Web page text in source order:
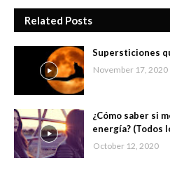
Related Posts
Supersticiones
November 17, 2020
¿Cómo saber si
energía? (Todos
October 12, 2020